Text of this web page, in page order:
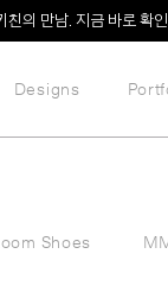
의 만남. 지금 바로 확인
Designs
Shoes